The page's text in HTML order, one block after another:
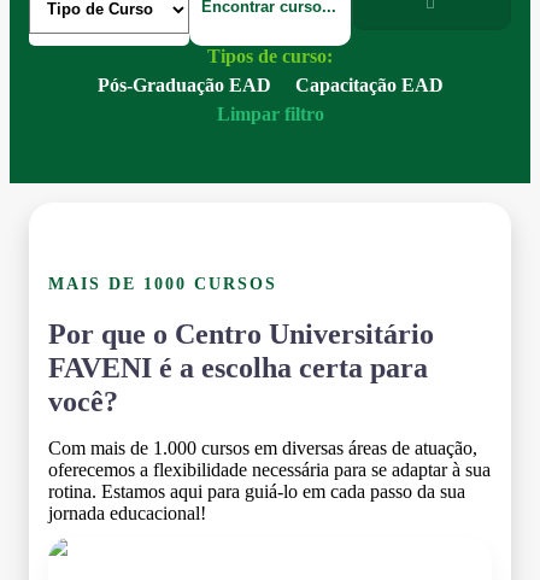
Tipos de curso:
Pós-Graduação EAD
Capacitação EAD
Limpar filtro
MAIS DE 1000 CURSOS
Por que o Centro Universitário
FAVENI é a escolha certa para
você?
Com mais de 1.000 cursos em diversas áreas de atuação,
oferecemos a flexibilidade necessária para se adaptar à sua
rotina. Estamos aqui para guiá-lo em cada passo da sua
jornada educacional!